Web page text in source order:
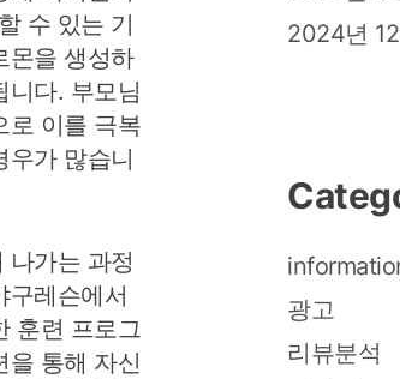
수 있는 기
몬을 생성하
니다. 부모님
로 이를 극복
우가 많습니
나가는 과정
구레슨에서
훈련 프로그
을 통해 자신
2024년
광고
리뷰분석